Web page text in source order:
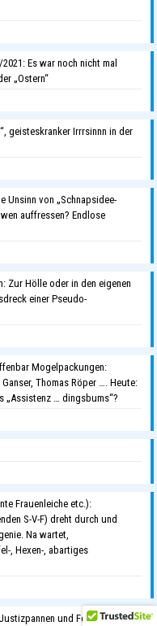
Es war noch nicht mal
„Ostern“
geisteskranker Irrrsinnn in der
Unsinn von „Schnapsidee-
auffressen? Endlose
Zur Hölle oder in den eigenen
einer Pseudo-
Mogelpackungen:
Thomas Röper …. Heute:
„Assistenz … dingsbums“?
Frauenleiche etc.):
S-V-F) dreht durch und
Na wartet,
, Hexen-, abartiges
und Fehlurteil bei